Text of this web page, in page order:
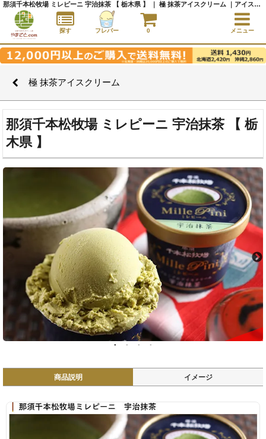
極 抹茶アイスクリーム
那須千本松牧場 ミレピーニ 宇治抹茶 【 栃
木県 】
SOLD OUT
商品説明 イメージ
那須千本松牧場 ミレピーニ 宇治抹茶 【 栃木県 】 ｜ 極 抹茶アイスクリーム ｜アイスクリーム通販サイト｜アイスクリームギフト│全国にご当地アイスをお届け - やまざと.com
探す フレバー 0 メニュー